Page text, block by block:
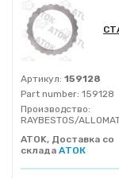
Артикул: 159128
Part number: 159128
Производство:
RAYBESTOS/
ATOK, Доставка со
склада АТОК